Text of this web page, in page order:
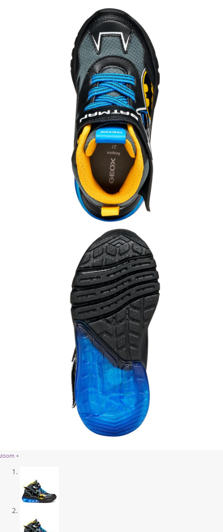
zoom +